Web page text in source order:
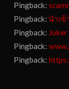
Pingback:
Pingback: นำเ
Pingback:
Pingback:
Pingback: